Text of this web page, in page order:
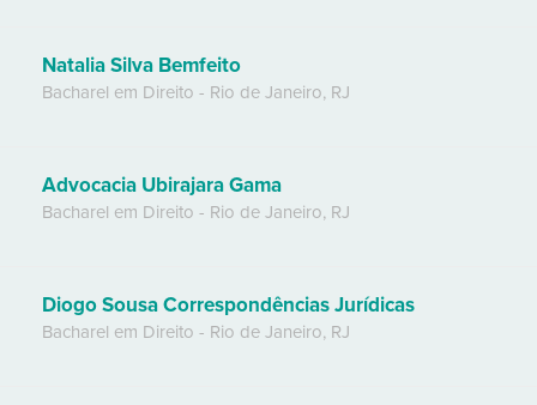
Natalia Silva Bemfeito
Bacharel em Direito - Rio de Janeiro, RJ
Advocacia Ubirajara Gama
Bacharel em Direito - Rio de Janeiro, RJ
Diogo Sousa Correspondências Jurídicas
Bacharel em Direito - Rio de Janeiro, RJ